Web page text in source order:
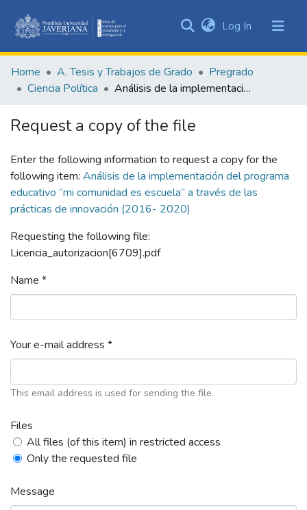
&
Collections
Log In (current)
Home A. Tesis y Trabajos de Grado
Pregrado
Ciencia Política
Análisis de la implementación del programa educativo “mi comunidad es escuela” a través de las prácticas de innovación (2016- 2020)
Request a copy of the file
Enter the following information to request a copy for the
following item: Análisis de la implementación del programa
educativo “mi comunidad es escuela” a través de las
prácticas de innovación (2016- 2020)
Requesting the following file:
Licencia_autorizacion[6709].pdf
Name *
Your e-mail address *
This email address is used for sending the file.
Files
All files (of this item) in restricted access
Only the requested file
Message